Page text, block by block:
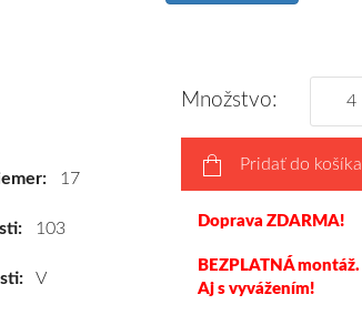
17
103
V
Množstvo:
Pridať do košíka
Doprava ZDARMA!
BEZPLATNÁ montáž.
Aj s vyvážením!